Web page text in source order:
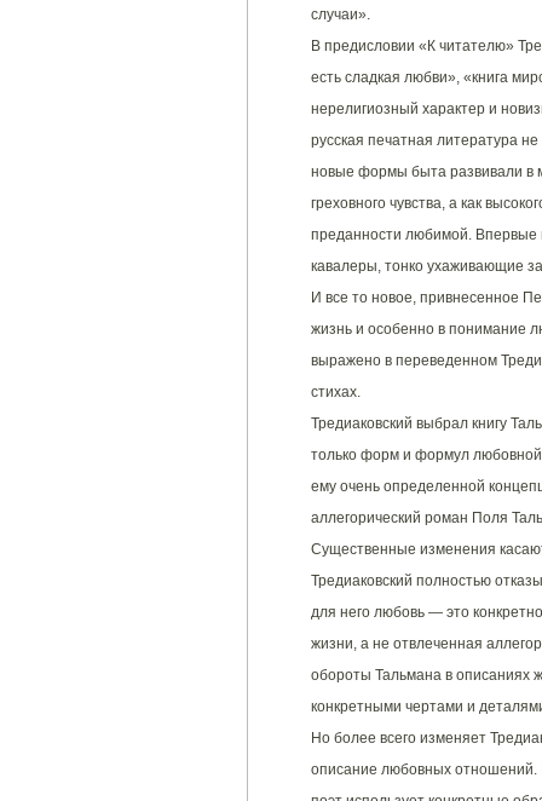
случаи».
В предисловии «К читателю»
есть сладкая любви», «книга
нерелигиозный характер и
русская печатная литература
новые формы быта развивали в
греховного чувства, а как
преданности любимой.
кавалеры, тонко ухаживающие
И все то новое, привнесенное
жизнь и особенно в понимание
выражено в переведенном
стихах.
Тредиаковский выбрал книгу
только форм и формул
ему очень определенной
аллегорический роман Поля
Существенные изменения
Тредиаковский полностью
для него любовь — это
жизни, а не отвлеченная
обороты Тальмана в описаниях
конкретными чертами и
Но более всего изменяет
описание любовных отношений.